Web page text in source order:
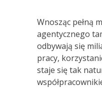
Wnosząc pełną
agentycznego
odbywają się
pracy,
staje się tak